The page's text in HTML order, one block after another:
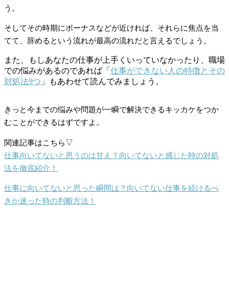
う。
そしてその時期にボーナスなどが近ければ、それらに焦点を当
てて、辞めるという流れが最高の流れだと言えるでしょう。
また、もしあなたの仕事が上手くいっていなかったり、職場
での悩みがあるのであれば「 仕事ができない人の特徴とその
対処法9つ 」もあわせて読んでみましょう。
きっと今までの悩みや問題が一瞬で解決できるキッカケをつか
むことができるはずですよ。
関連記事はこちら▽
仕事向いてないと思うのは甘え？向いてないと感じた時の対処
法を徹底紹介！
仕事に向いてないと思った瞬間は？向いてない仕事を続けるべ
きか迷った時の判断方法！